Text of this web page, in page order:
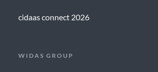
cidaas connect 2026
WIDAS GROUP